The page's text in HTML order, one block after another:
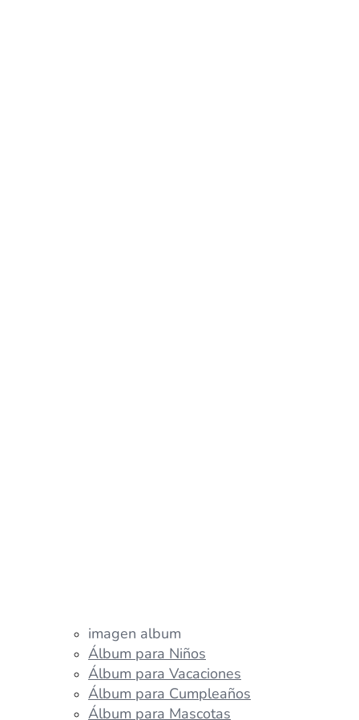
imagen album
Álbum para Niños
Álbum para Vacaciones
Álbum para Cumpleaños
Álbum para Mascotas